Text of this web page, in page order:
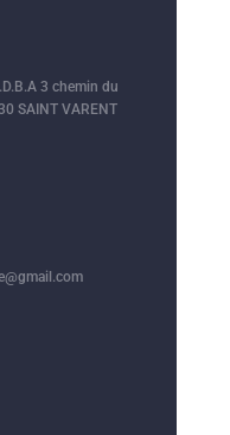
3 chemin du
SAINT VARENT